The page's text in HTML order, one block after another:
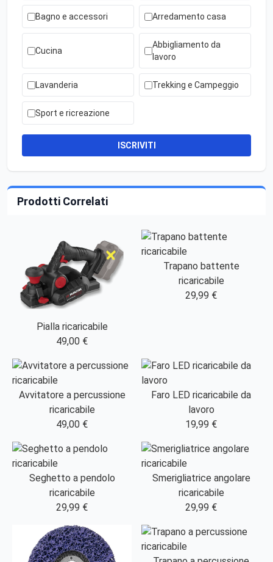
Bagno e accessori Arredamento casa
Cucina
Abbigliamento da
lavoro
Lavanderia Trekking e Campeggio
Sport e ricreazione
ISCRIVITI
Prodotti Correlati
Pialla ricaricabile
49,00 €
Trapano battente
ricaricabile
29,99 €
Avvitatore a percussione
ricaricabile
49,00 €
Faro LED ricaricabile da
lavoro
19,99 €
Seghetto a pendolo
ricaricabile
29,99 €
Smerigliatrice angolare
ricaricabile
29,99 €